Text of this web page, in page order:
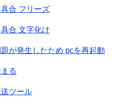
合 フリーズ
合 文字化け
が発生したため pcを再起動
る
ツール